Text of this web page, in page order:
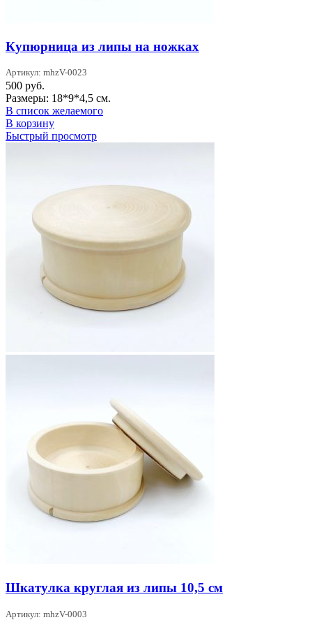
Купюрница из липы на ножках
Артикул: mhzV-0023
500 руб.
Размеры: 18*9*4,5 см.
В список желаемого
В корзину
Быстрый просмотр
Шкатулка круглая из липы 10,5 см
Артикул: mhzV-0003